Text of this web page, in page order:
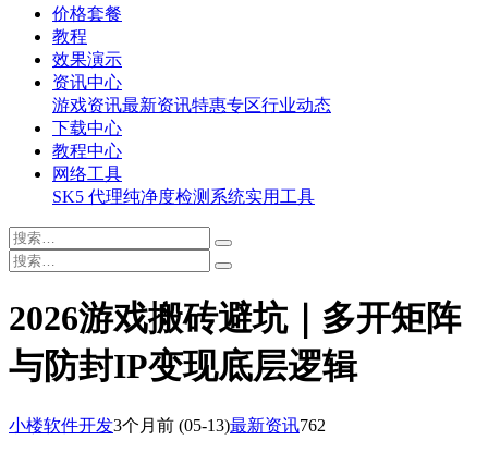
价格套餐
教程
效果演示
资讯中心
游戏资讯最新资讯特惠专区行业动态
下载中心
教程中心
网络工具
SK5 代理纯净度检测系统实用工具
2026游戏搬砖避坑｜多开矩阵
与防封IP变现底层逻辑
小楼软件开发3个月前 (05-13)最新资讯762